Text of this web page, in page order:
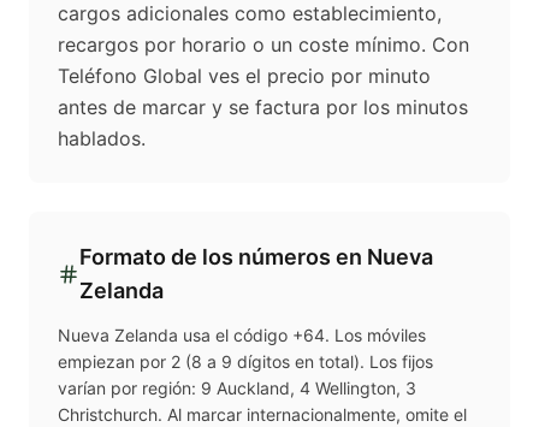
cargos adicionales como establecimiento,
recargos por horario o un coste mínimo. Con
Teléfono Global ves el precio por minuto
antes de marcar y se factura por los minutos
hablados.
Formato de los números en Nueva
Zelanda
Nueva Zelanda usa el código +64. Los móviles
empiezan por 2 (8 a 9 dígitos en total). Los fijos
varían por región: 9 Auckland, 4 Wellington, 3
Christchurch. Al marcar internacionalmente, omite el